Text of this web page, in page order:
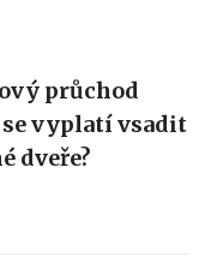
průchod
se vyplatí vsadit
dveře?